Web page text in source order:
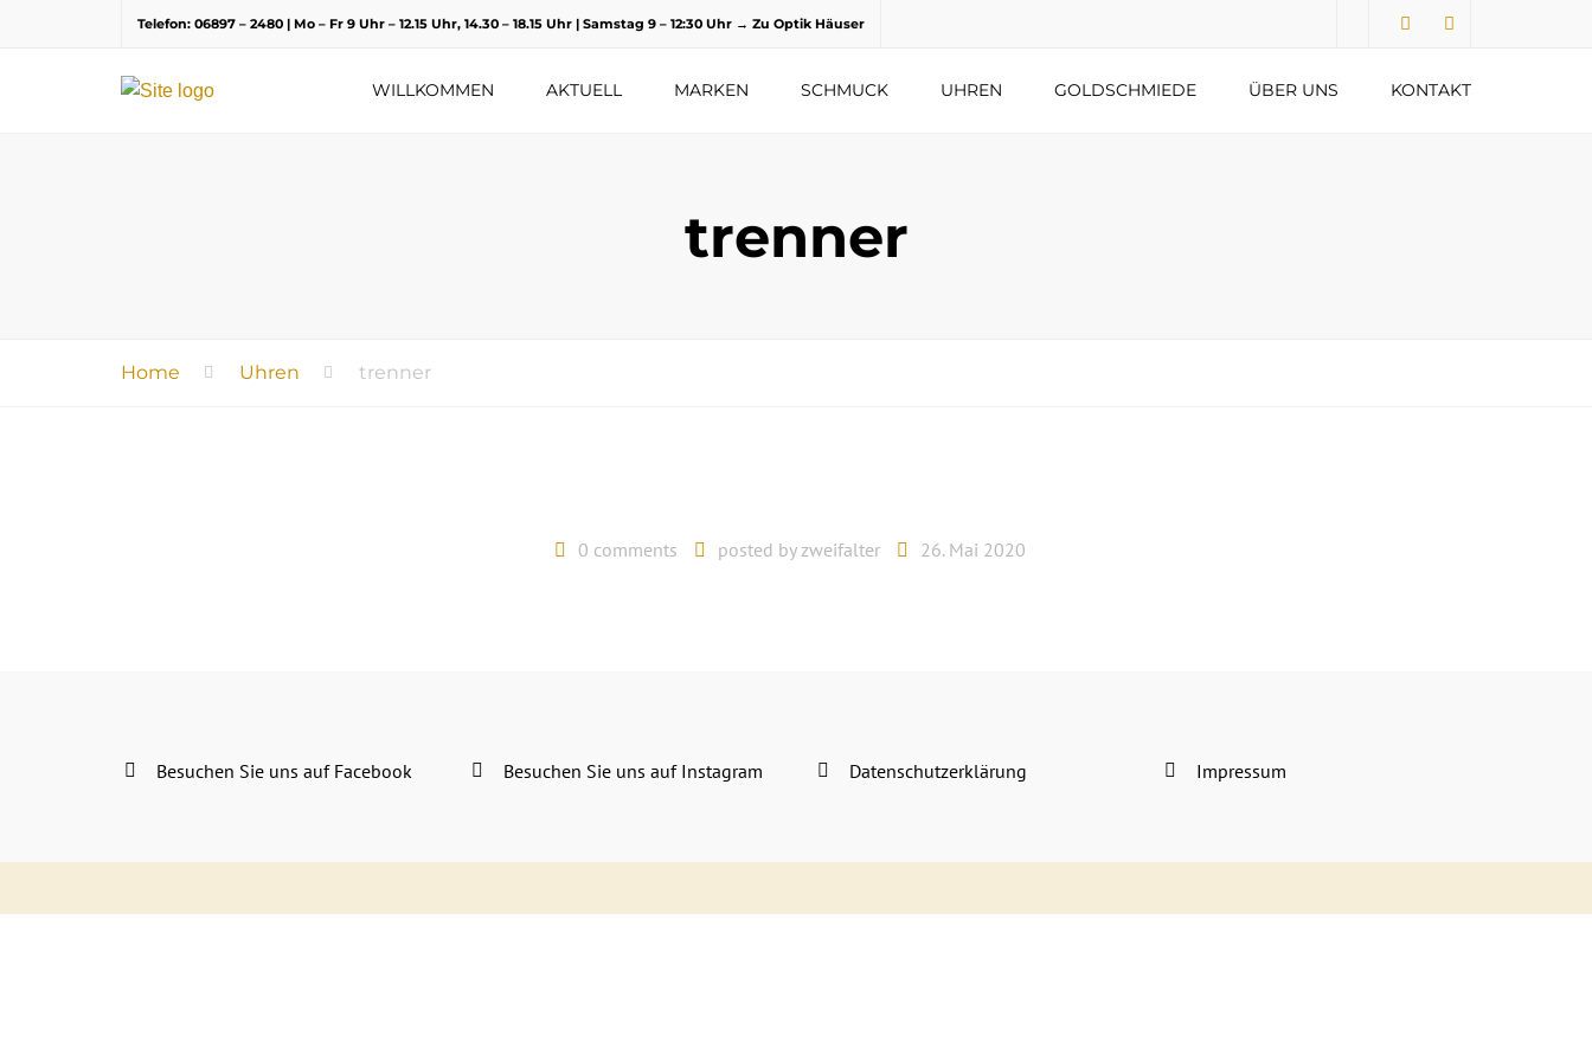
Telefon: 06897 – 2480 | Mo – Fr 9 Uhr – 12.15 Uhr, 14.30 – 18.15 Uhr | Samstag 9 – 12:30 Uhr → Zu Optik Häuser
Submit
WILLKOMMEN AKTUELL MARKEN SCHMUCK UHREN GOLDSCHMIEDE ÜBER UNS KONTAKT
trenner
Home Uhren trenner
0 comments posted by zweifalter 26. Mai 2020
Besuchen Sie uns auf Facebook Besuchen Sie uns auf Instagram Datenschutzerklärung Impressum